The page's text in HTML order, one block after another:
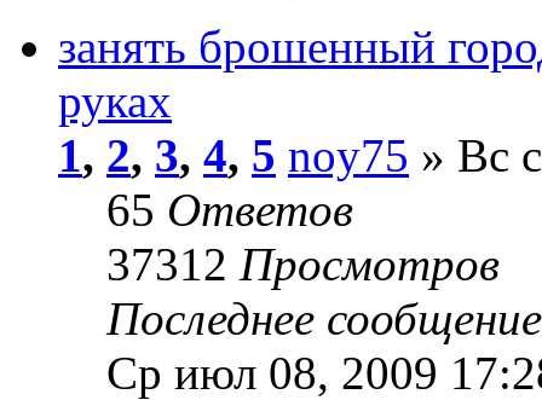
занять брошенный
руках
1, 2, 3, 4, 5 noy75 » Вс
65 Ответов
37312 Просмотров
Последнее
Ср июл 08, 2009